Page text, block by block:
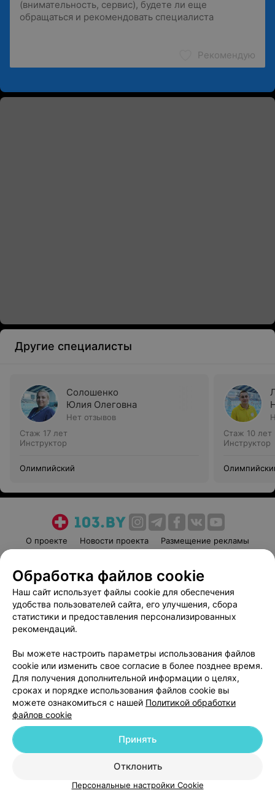
Рекомендую
Другие специалисты
Солошенко
Юлия Олеговна
Нет отзывов
Стаж 17 лет
Инструктор
Олимпийский
Стаж 10 лет
Инструктор
О проекте Новости проекта
Размещение рекламы
Пользовательское соглашение
Способы оплаты
Вакансии
Партнеры
Написать руководителю 103.by
Обработка персональных данных
© 2026 ООО «Артокс Лаб», УНП 191700409
| 220012, Республика Беларусь,
Служба поддержки +375 291212755
Обработка файлов cookie
Наш сайт использует файлы cookie для обеспечения
удобства пользователей сайта, его улучшения, сбора
статистики и предоставления персонализированных
рекомендаций.
Вы можете настроить параметры использования файлов
cookie или изменить свое согласие в более позднее время.
Для получения дополнительной информации о целях,
сроках и порядке использования файлов cookie вы
можете ознакомиться с нашей Политикой обработки
файлов cookie
Отклонить
Принять
Персональные настройки Cookie